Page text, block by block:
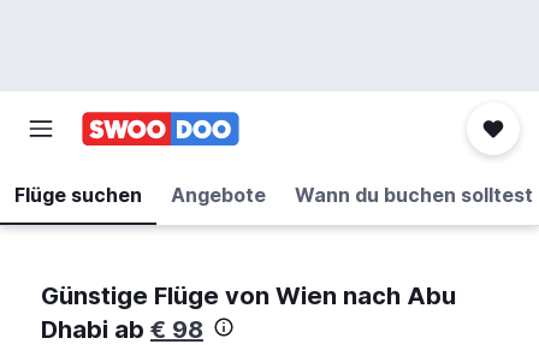
Flüge suchen Angebote Wann du buchen solltest
Günstige Flüge von Wien nach Abu
Dhabi ab € 98